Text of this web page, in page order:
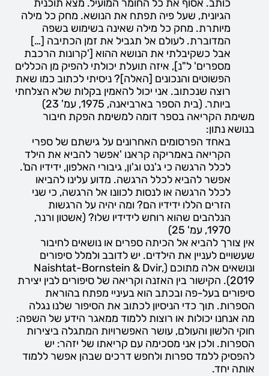
כותב. אסוף את כל החומר המועיל. מצא תוכנית
הגיונית, שעל פיה תפתח את הנושא. מחק כל מילה
מיותרת. מחק כל מילה שאינה בשימוש בשפה
המדוברת. לעולם אל תגביל את זמן הכתיבה […]
אבל כשקיבלתי את הנושא ההוא ['קרונות הרכבת
מספרים' ל"נ], איזה תועלת יכולתי להפיק מן הכללים
הפשוטים והנכונים [האלה]? ניסיתי לכתוב כמו שאת
רוצה שנכתוב. אני יכול להאמין בקלות שלא הצלחתי
ביותר. (בית הספר בארביאנה, 1975, עמ' 23)
משימת הקריאה בספר דומה למשימת הפקת חיבור
בנושא נתון:
באחד הפרסומים האחרונים על גישתם של ספרי
הקריאה באמריקה קראנו 'אפשר להביא את הילד
לכלל הרגשה כי ג'נט וג'ון, גיבורי האלפון, ידידיו הם'.
אפשר להביא לכלל הרגשה. מדוע עלינו להביאו
לכלל הרגשה או לנסות לכוונו אל הרגשה, כי שני
הזרים הללו ידידיו הם? ומה יהיה על הרגשות
הנלהבים שהוא רוחש לידידיו שלו? (אשטון ורנר,
1970, עמ' 25)
אין צורך להביא אל הכיתה ספרים או נושאים לחיבור
שעשויים לעניין את הילדים. יש לדובב ולמלל סיפורים
ונושאים אלה מתוכם (Naishtat-Bornstein & Dvir,
2019). הקישור בין האזנה וקריאה של סיפורים לבין יצירת
סיפורים בעל-פה ובכתב הוא בעיניי מפתח בהוראת
הספרות. תוך כדי הניסיון לכתוב את הסיפור שלנו נגלה
מה אנחנו יכולות או רוצות ללמוד ממאגר הידע של השפה:
חוקי הלשון והעולם, עושר האפשרויות המתגלה ביצירות
הספרות. ולכן אני מסכימה עם קריאתו של יזהר: יש
להפסיק ללמד ספרות ולחפש דרכים שבהן אפשר ללמוד
אותה יחד.